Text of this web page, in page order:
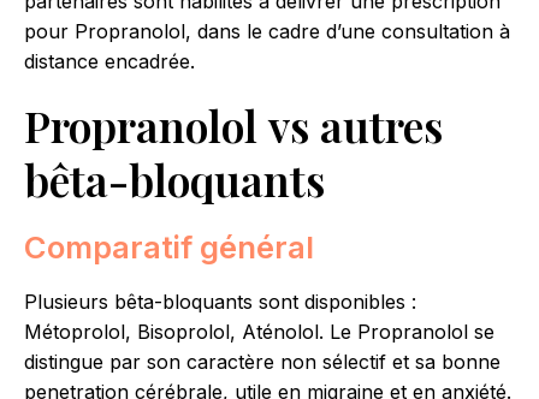
pour Propranolol, dans le cadre d’une consultation à
distance encadrée.
Propranolol vs autres
bêta-bloquants
Comparatif général
Plusieurs bêta-bloquants sont disponibles :
Métoprolol, Bisoprolol, Aténolol. Le Propranolol se
distingue par son caractère non sélectif et sa bonne
penetration cérébrale, utile en migraine et en anxiété.